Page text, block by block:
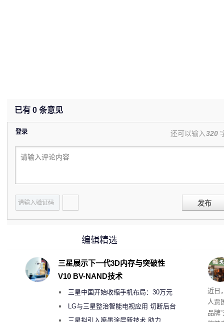
已有 0 条意见
登录 还可以输入320
发布
肉
近日
人贾
品牌
编辑精选
三星展示下一代3D内存与突破性
V10 BV-NAND技术
三星中国开始收缩手机布局：30万元
月销售额不达标门店 将被逐步清退
LG与三星整治智能电视应用 切断后台
偷偷共享带宽的违规行为
三星拟引入喷墨涂层新技术 助力